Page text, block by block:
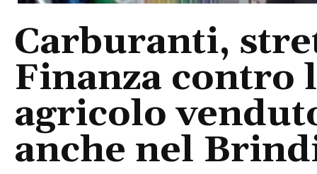
Carburanti,
Finanza contro
agricolo
anche nel